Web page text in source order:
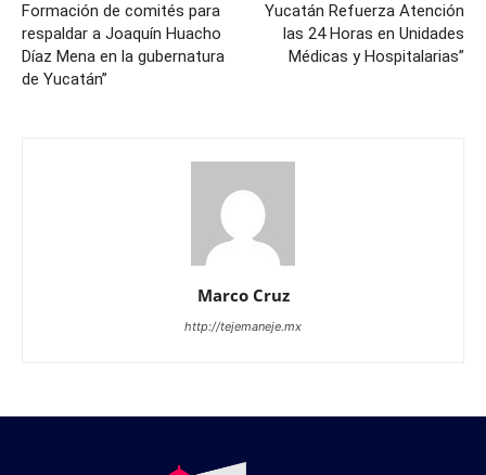
Formación de comités para
respaldar a Joaquín Huacho
Díaz Mena en la gubernatura
de Yucatán”
Yucatán Refuerza Atención
las 24 Horas en Unidades
Médicas y Hospitalarias”
Marco Cruz
http://tejemaneje.mx